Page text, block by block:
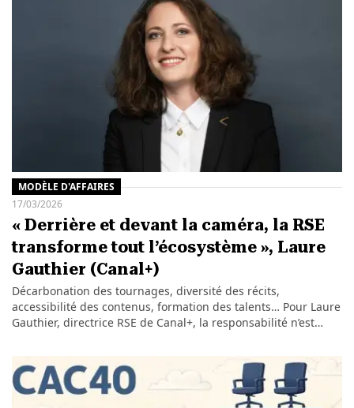
MODÈLE D'AFFAIRES
17/03/2026
« Derrière et devant la caméra, la RSE
transforme tout l’écosystème », Laure
Gauthier (Canal+)
Décarbonation des tournages, diversité des récits,
accessibilité des contenus, formation des talents… Pour Laure
Gauthier, directrice RSE de Canal+, la responsabilité n’est…